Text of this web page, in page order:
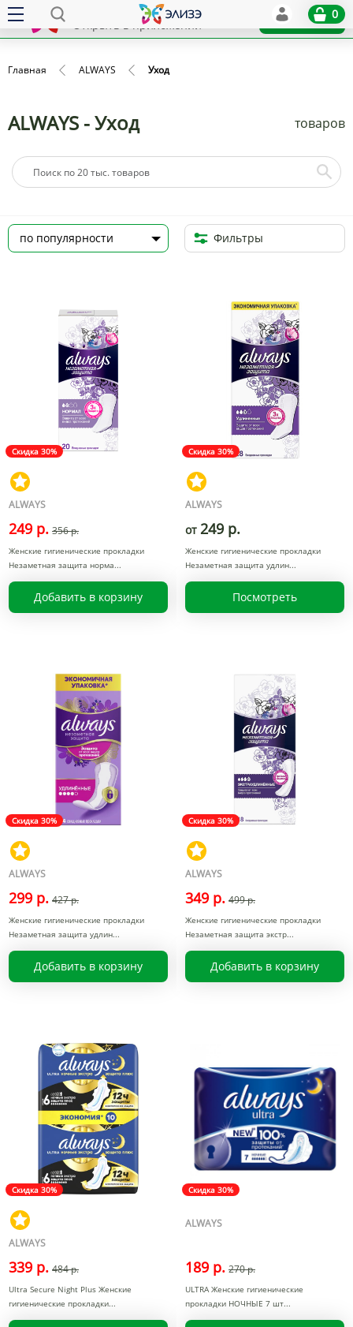
x
Открыть в приложении
Установить
0
Главная ALWAYS Уход
ALWAYS - Уход товаров
Фильтры
Скидка 30%
ALWAYS
249 р. 356 р.
Женские гигиенические прокладки
Незаметная защита норма
Добавить в корзину
Скидка 30%
ALWAYS
от 249 р.
Женские гигиенические прокладки
Незаметная защита удлин
Посмотреть
Скидка 30%
ALWAYS
299 р. 427 р.
Женские гигиенические прокладки
Незаметная защита удлин
Добавить в корзину
Скидка 30%
ALWAYS
349 р. 499 р.
Женские гигиенические прокладки
Незаметная защита экстр
Добавить в корзину
Скидка 30%
ALWAYS
339 р. 484 р.
Ultra Secure Night Plus Женские
гигиенические прокладки
Скидка 30%
ALWAYS
189 р. 270 р.
ULTRA Женские гигиенические
прокладки НОЧНЫЕ 7 шт